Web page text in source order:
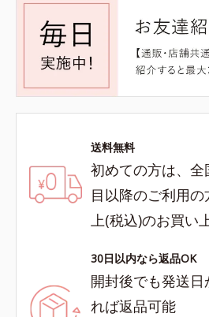
送料無料
初めての方は、
目以降のご利用
上(税込)のお買い
30日以内なら返品OK
開封後でも発送
れば返品可能